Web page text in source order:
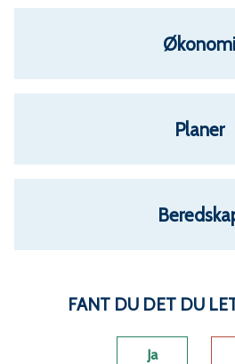
o
m
m
u
n
e
Økonomi
Planer
FANT DU DET DU
Ja